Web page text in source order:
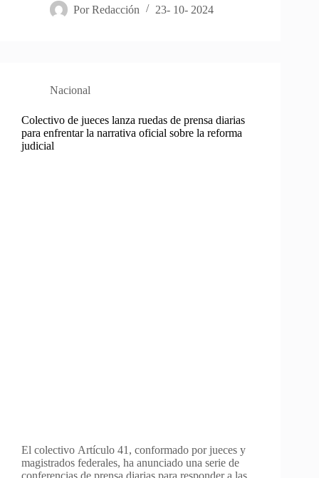
Por Redacción 23- 10- 2024
Nacional
Colectivo de jueces lanza ruedas de prensa diarias
para enfrentar la narrativa oficial sobre la reforma
judicial
El colectivo Artículo 41, conformado por jueces y
magistrados federales, ha anunciado una serie de
conferencias de prensa diarias para responder a las